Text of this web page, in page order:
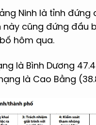
Ninh là tỉnh
này cũng đứng
hôm qua.
là Bình Dương
là Cao Bằng